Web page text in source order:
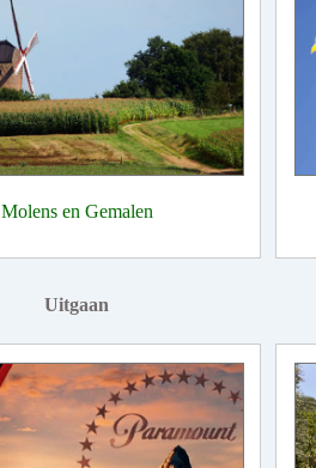
Molens en Gemalen
Uitgaan